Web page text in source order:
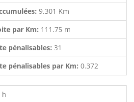
9.301 Km
par Km: 111.75 m
pénalisables: 31
pénalisables par Km: 0.372
h